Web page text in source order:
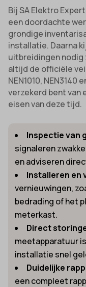
Bij SA Elektro
een doordachte
grondige
installatie. Daarna
uitbreidingen nodig
altijd de officiële
NEN1010,
verzekerd bent van
eisen van deze tijd.
Inspectie van
signaleren
en adviseren
Installeren en
vernieuwingen,
bedrading of het
meterkast.
Direct
meetapparatuur
installatie snel
Duidelijke
een compleet